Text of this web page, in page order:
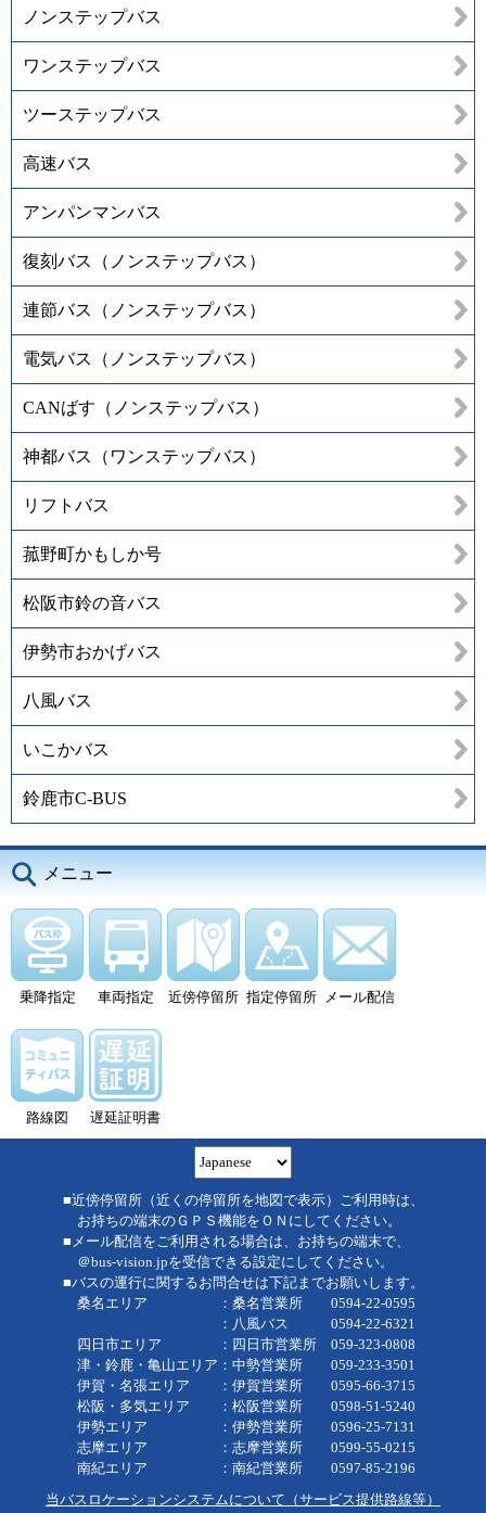
ノンステップバス
ワンステップバス
ツーステップバス
高速バス
アンパンマンバス
復刻バス（ノンステップバス）
連節バス（ノンステップバス）
電気バス（ノンステップバス）
CANばす（ノンステップバス）
神都バス（ワンステップバス）
リフトバス
菰野町かもしか号
松阪市鈴の音バス
伊勢市おかげバス
八風バス
いこかバス
鈴鹿市C-BUS
メニュー
乗降指定 車両指定 近傍停留所 指定停留所 メール配信
路線図 遅延証明書
■近傍停留所（近くの停留所を地図で表示）ご利用時は、
お持ちの端末のＧＰＳ機能をＯＮにしてください。
■メール配信をご利用される場合は、お持ちの端末で、
＠bus-vision.jpを受信できる設定にしてください。
■バスの運行に関するお問合せは下記までお願いします。
桑名エリア ：桑名営業所 0594-22-0595
：八風バス 0594-22-6321
四日市エリア ：四日市営業所 059-323-0808
津・鈴鹿・亀山エリア：中勢営業所 059-233-3501
伊賀・名張エリア ：伊賀営業所 0595-66-3715
松阪・多気エリア ：松阪営業所 0598-51-5240
伊勢エリア ：伊勢営業所 0596-25-7131
志摩エリア ：志摩営業所 0599-55-0215
南紀エリア ：南紀営業所 0597-85-2196
当バスロケーションシステムについて（サービス提供路線等）